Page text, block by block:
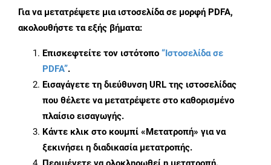
Για να μετατρέψετε μια ιστοσελίδα σε μορφή PDFA,
ακολουθήστε τα εξής βήματα:
Επισκεφτείτε τον ιστότοπο “Ιστοσελίδα σε
PDFA”.
Εισαγάγετε τη διεύθυνση URL της ιστοσελίδας
που θέλετε να μετατρέψετε στο καθορισμένο
πλαίσιο εισαγωγής.
Κάντε κλικ στο κουμπί «Μετατροπή» για να
ξεκινήσει η διαδικασία μετατροπής.